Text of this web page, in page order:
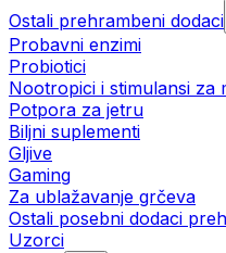
Ostali prehrambeni dodaci
Probavni enzimi
Probiotici
Nootropici i stimulansi za
Potpora za jetru
Biljni suplementi
Gljive
Gaming
Za ublažavanje grčeva
Ostali posebni dodaci
Uzorci